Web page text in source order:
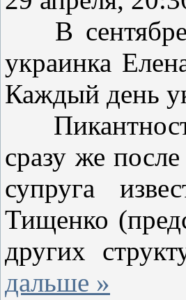
В сентябре
украинка
Каждый день
сразу же
супруга
Тищенко
других
дальше »